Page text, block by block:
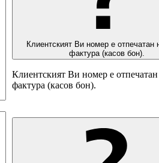
Клиентският Ви номер е отпечатан
фактура (касов бон).
Клиентският Ви номер е отпечатан
фактура (касов бон).